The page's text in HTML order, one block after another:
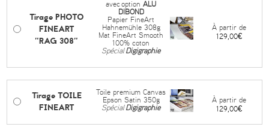
Tirage PHOTO
FINEART
"RAG 308"
avecoptionALU
DIBOND
Papier FineArt
Hahnemühle 308g
Mat FineArt Smooth
100% coton
SpécialDigigraphie
À partir de
129,00€
Tirage TOILE
FINEART
Toile premium Canvas
Epson Satin 350g
SpécialDigigraphie
À partir de
129,00€